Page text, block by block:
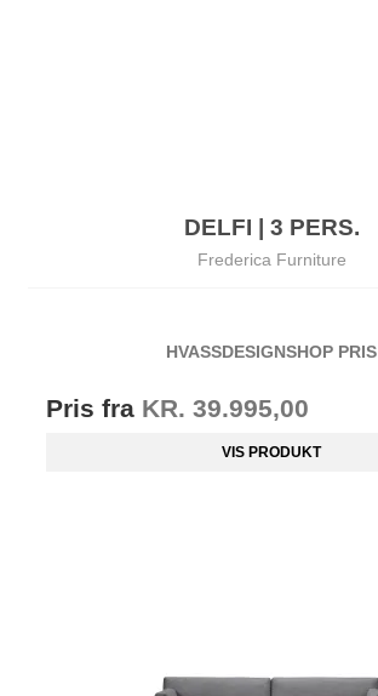
DELFI | 3 PERS.
Frederica Furniture
HVASSDESIGNSHOP PRIS
Pris fra KR. 39.995,00
VIS PRODUKT